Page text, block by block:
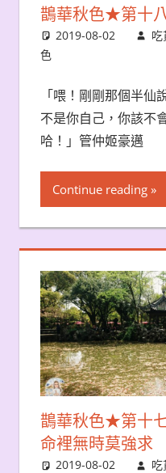
鵲華秋色★第十
2019-08-02 吃
色
「喂！剛剛那個半
不是你自己，你該不
哈！」管仲姬豪邁
Continue reading
鵲華秋色★第十
命裡無時莫強求
2019-08-02 吃